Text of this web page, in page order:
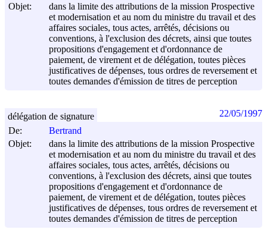
Objet:
dans la limite des attributions de la mission Prospective
et modernisation et au nom du ministre du travail et des
affaires sociales, tous actes, arrêtés, décisions ou
conventions, à l'exclusion des décrets, ainsi que toutes
propositions d'engagement et d'ordonnance de
paiement, de virement et de délégation, toutes pièces
justificatives de dépenses, tous ordres de reversement et
toutes demandes d'émission de titres de perception
De:
Bertrand
Objet:
dans la limite des attributions de la mission Prospective
et modernisation et au nom du ministre du travail et des
affaires sociales, tous actes, arrêtés, décisions ou
conventions, à l'exclusion des décrets, ainsi que toutes
propositions d'engagement et d'ordonnance de
paiement, de virement et de délégation, toutes pièces
justificatives de dépenses, tous ordres de reversement et
toutes demandes d'émission de titres de perception
délégation de signature 22/05/1997